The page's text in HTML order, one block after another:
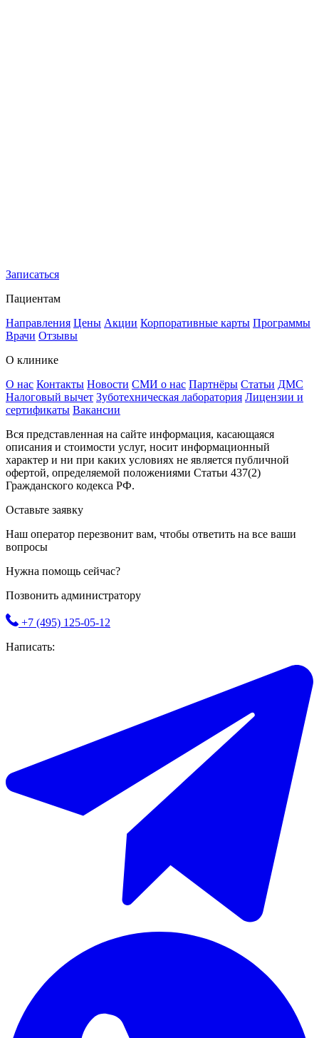
Записаться
Пациентам
Направления Цены Акции Корпоративные карты Программы
Врачи Отзывы
О клинике
О нас Контакты Новости СМИ о нас Партнёры Статьи ДМС
Налоговый вычет Зуботехническая лаборатория Лицензии и
сертификаты Вакансии
Вся представленная на сайте информация, касающаяся
описания и стоимости услуг, носит информационный
характер и ни при каких условиях не является публичной
офертой, определяемой положениями Статьи 437(2)
Гражданского кодекса РФ.
Оставьте заявку
Наш оператор перезвонит вам, чтобы ответить на все ваши
вопросы
Нужна помощь сейчас?
Позвонить администратору
+7 (495) 125-05-12
Написать: